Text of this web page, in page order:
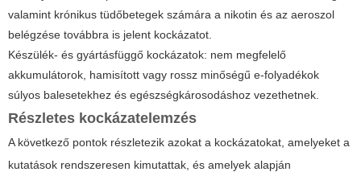
valamint krónikus tüdőbetegek számára a nikotin és az aeroszol
belégzése továbbra is jelent kockázatot.
Készülék- és gyártásfüggő kockázatok: nem megfelelő
akkumulátorok, hamisított vagy rossz minőségű e-folyadékok
súlyos balesetekhez és egészségkárosodáshoz vezethetnek.
Részletes kockázatelemzés
A következő pontok részletezik azokat a kockázatokat, amelyeket a
kutatások rendszeresen kimutattak, és amelyek alapján